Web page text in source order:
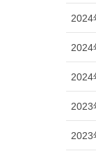
2024
2024
2024
2023
2023